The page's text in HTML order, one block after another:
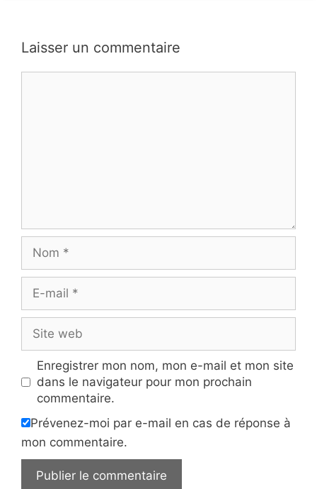
Laisser un commentaire
mail
web
Enregistrer mon nom, mon e-mail et mon site
dans le navigateur pour mon prochain
commentaire.
Prévenez-moi par e-mail en cas de réponse à
mon commentaire.